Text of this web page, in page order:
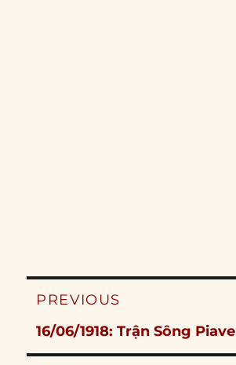
Post
PREVIOUS
Previous
post:
16/06/1918: Trận Sông Piave